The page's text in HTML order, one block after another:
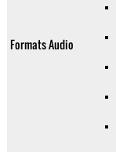
Formats Audio